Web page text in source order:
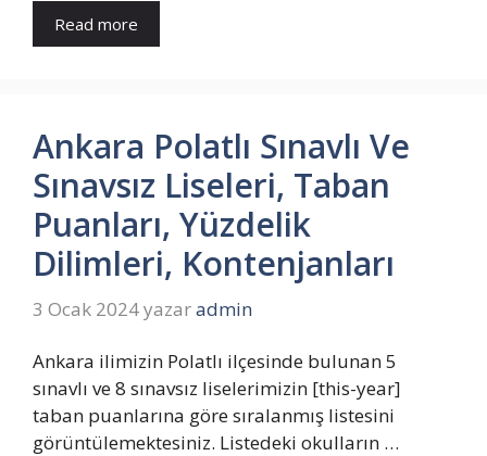
Read more
Ankara Polatlı Sınavlı Ve
Sınavsız Liseleri, Taban
Puanları, Yüzdelik
Dilimleri, Kontenjanları
3 Ocak 2024yazaradmin
Ankara ilimizin Polatlı ilçesinde bulunan 5
sınavlı ve 8 sınavsız liselerimizin [this-year]
taban puanlarına göre sıralanmış listesini
görüntülemektesiniz. Listedeki okulların …